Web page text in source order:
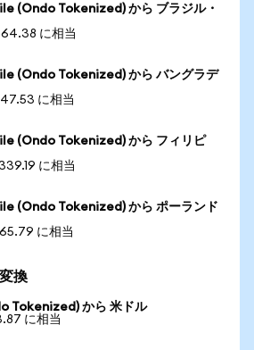
(Ondo Tokenized) から ブラジル・
に相当
(Ondo Tokenized) から バングラデ
に相当
(Ondo Tokenized) から フィリピ
に相当
(Ondo Tokenized) から ポーランド
に相当
換
Tokenized) から 米ドル
に相当